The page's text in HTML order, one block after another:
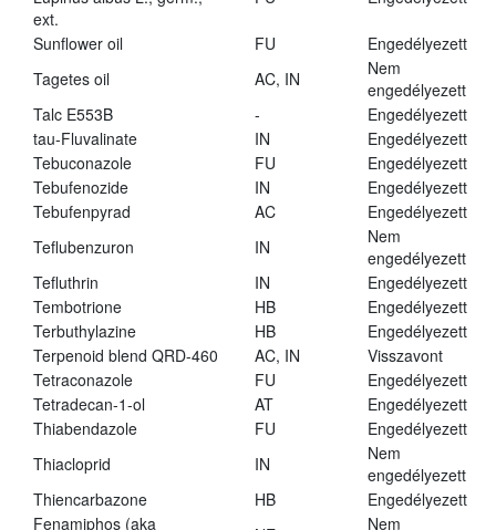
ext.
Sunflower oil FU
Engedélyezett
Tagetes oil
AC, IN
Nem
engedélyezett
Talc E553B
-
Engedélyezett
tau-Fluvalinate
IN
Engedélyezett
Tebuconazole
FU
Engedélyezett
Tebufenozide
IN
Engedélyezett
Tebufenpyrad
AC
Engedélyezett
Teflubenzuron
IN
Nem
engedélyezett
Tefluthrin
IN
Engedélyezett
Tembotrione
HB
Engedélyezett
Terbuthylazine
HB
Engedélyezett
Terpenoid blend QRD-460
AC, IN
Visszavont
Tetraconazole
FU
Engedélyezett
Tetradecan-1-ol
AT
Engedélyezett
Thiabendazole
FU
Engedélyezett
Thiacloprid
IN
Nem
engedélyezett
Thiencarbazone
HB
Engedélyezett
Fenamiphos (aka
Nem